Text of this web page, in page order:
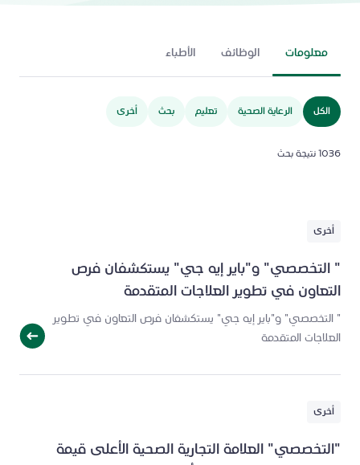
معلومات الوظائف الأطباء
الكل الرعاية الصحية تعليم بحث أخرى
1036نتيجة بحث
أخرى
" التخصصي" و"باير إيه جي" يستكشفان فرص
التعاون في تطوير العلاجات المتقدمة
" التخصصي" و"باير إيه جي" يستكشفان فرص التعاون في تطوير
العلاجات المتقدمة
أخرى
"التخصصي" العلامة التجارية الصحية الأعلى قيمة